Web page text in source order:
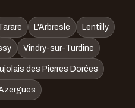
L'Arbresle Lentilly
Vindry-sur-Turdine
des Pierres Dorées